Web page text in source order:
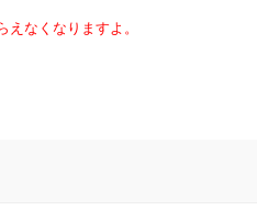
なくなりますよ。